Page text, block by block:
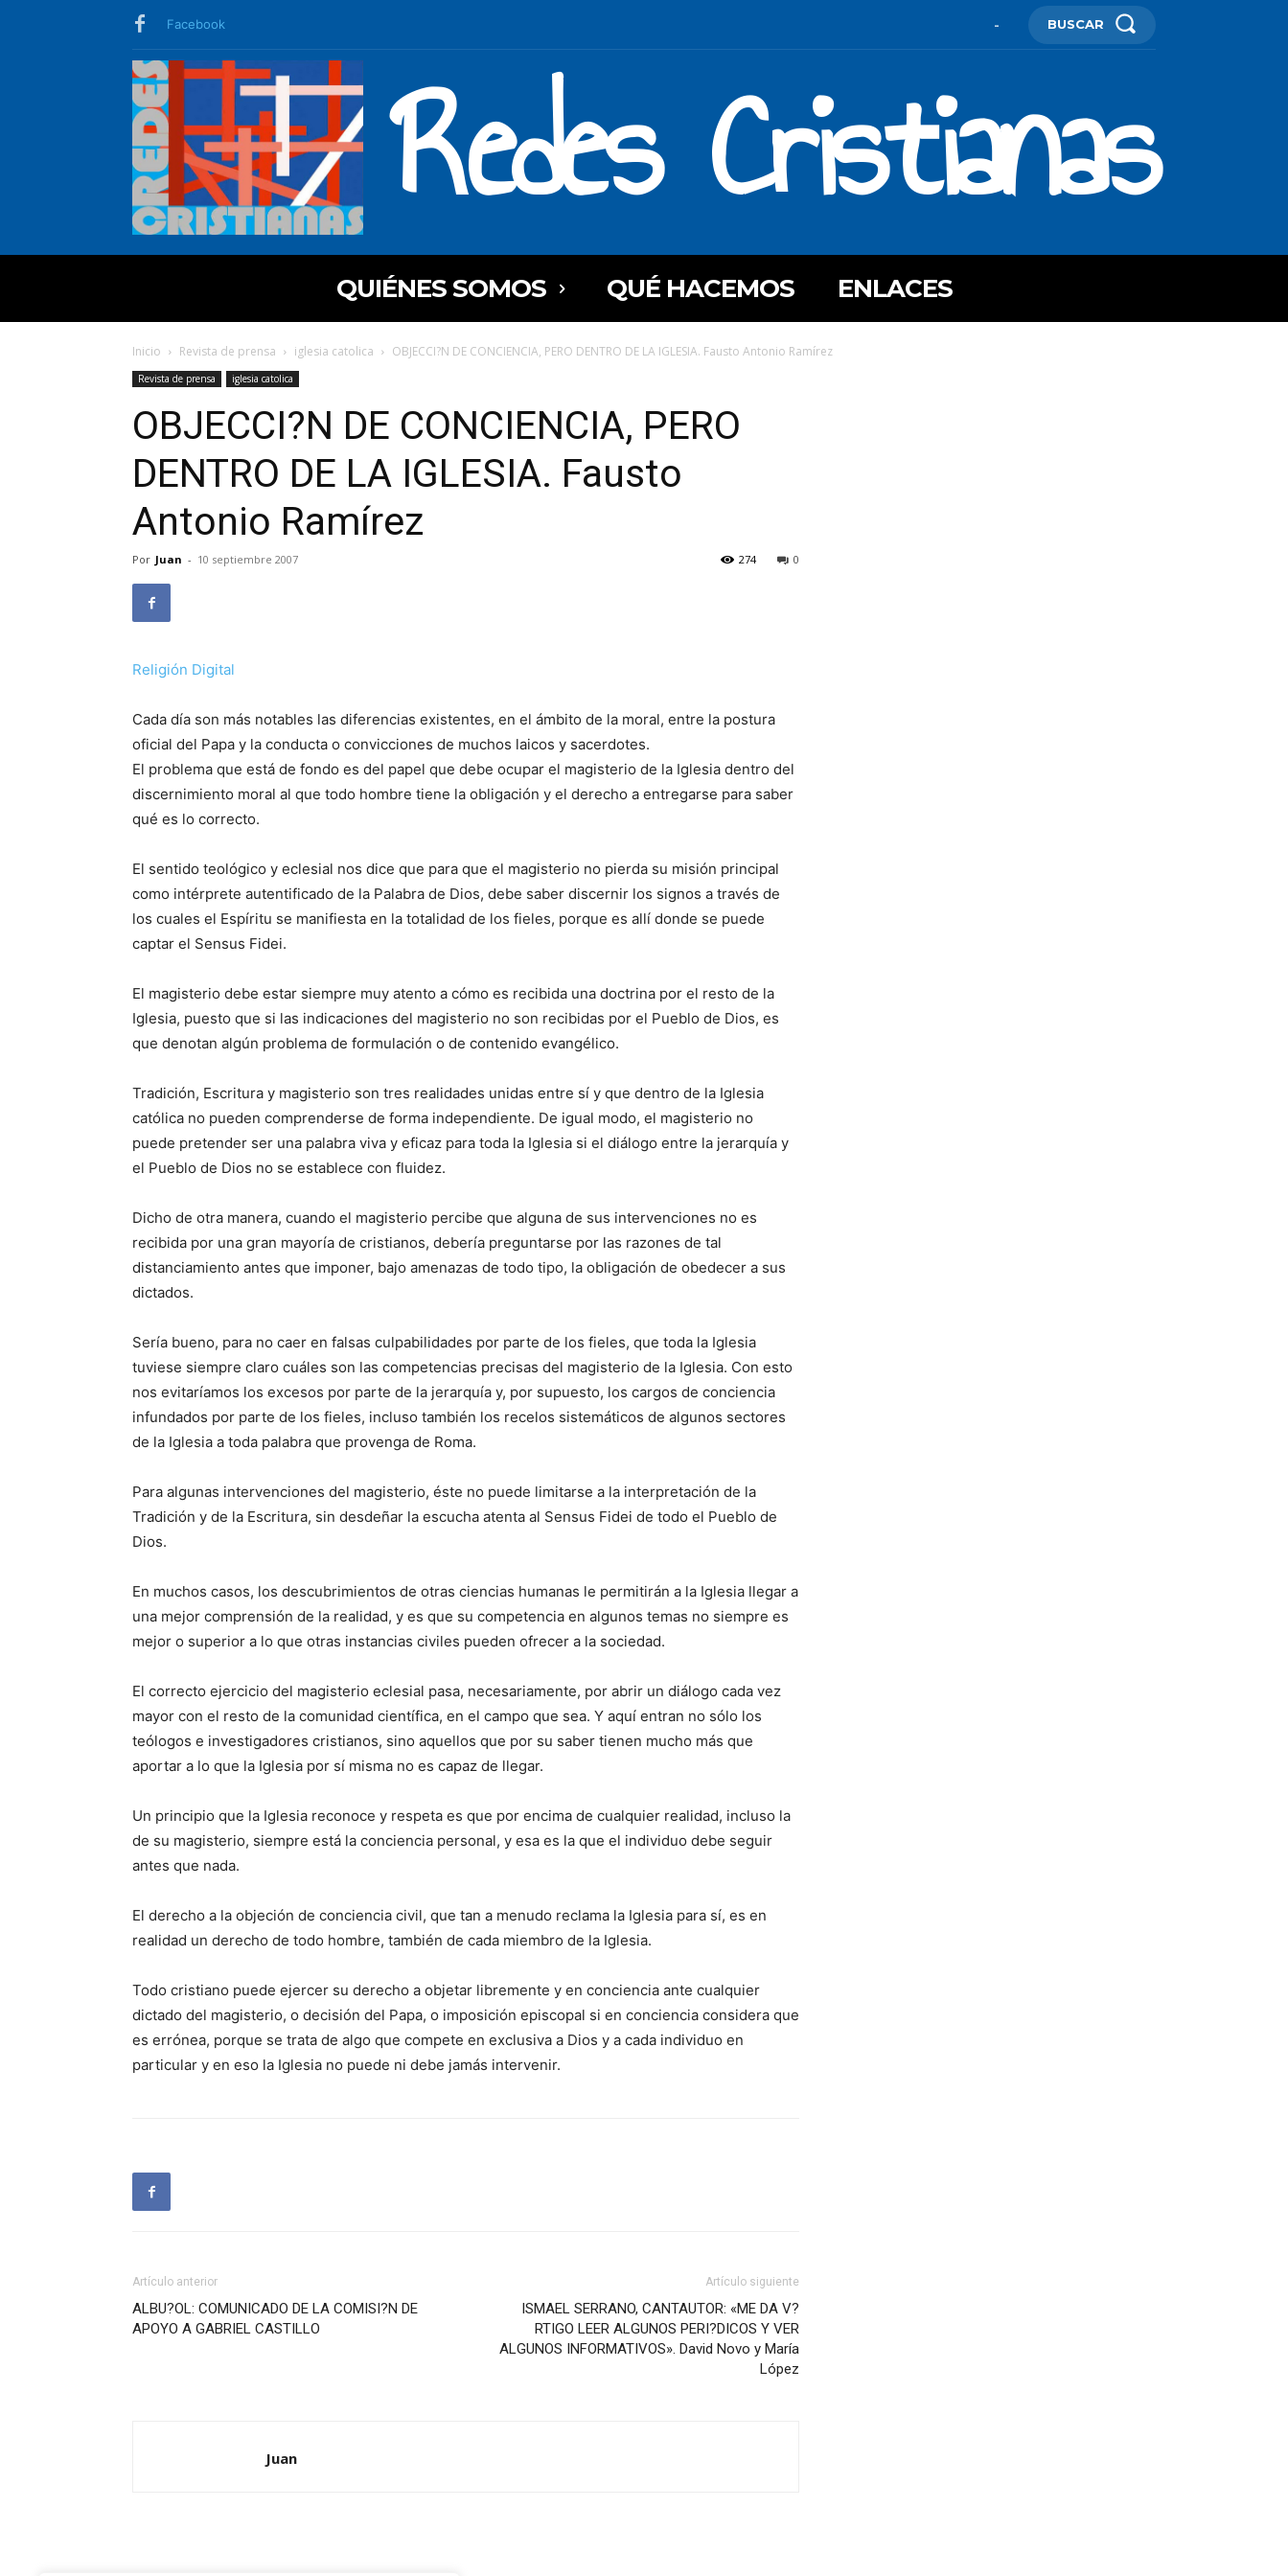
Facebook - BUSCAR
Redes Cristianas
QUIÉNES SOMOS QUÉ HACEMOS ENLACES
Inicio Revista de prensa iglesia catolica OBJECCI?N DE CONCIENCIA, PERO DENTRO DE LA IGLESIA. Fausto Antonio Ramírez
Revista de prensa iglesia catolica
OBJECCI?N DE CONCIENCIA, PERO
DENTRO DE LA IGLESIA. Fausto
Antonio Ramírez
Por Juan - 10 septiembre 2007 0
274
Religión Digital
Cada día son más notables las diferencias existentes, en el ámbito de la moral, entre la postura
oficial del Papa y la conducta o convicciones de muchos laicos y sacerdotes.
El problema que está de fondo es del papel que debe ocupar el magisterio de la Iglesia dentro del
discernimiento moral al que todo hombre tiene la obligación y el derecho a entregarse para saber
qué es lo correcto.
El sentido teológico y eclesial nos dice que para que el magisterio no pierda su misión principal
como intérprete autentificado de la Palabra de Dios, debe saber discernir los signos a través de
los cuales el Espíritu se manifiesta en la totalidad de los fieles, porque es allí donde se puede
captar el Sensus Fidei.
El magisterio debe estar siempre muy atento a cómo es recibida una doctrina por el resto de la
Iglesia, puesto que si las indicaciones del magisterio no son recibidas por el Pueblo de Dios, es
que denotan algún problema de formulación o de contenido evangélico.
Tradición, Escritura y magisterio son tres realidades unidas entre sí y que dentro de la Iglesia
católica no pueden comprenderse de forma independiente. De igual modo, el magisterio no
puede pretender ser una palabra viva y eficaz para toda la Iglesia si el diálogo entre la jerarquía y
el Pueblo de Dios no se establece con fluidez.
Dicho de otra manera, cuando el magisterio percibe que alguna de sus intervenciones no es
recibida por una gran mayoría de cristianos, debería preguntarse por las razones de tal
distanciamiento antes que imponer, bajo amenazas de todo tipo, la obligación de obedecer a sus
dictados.
Sería bueno, para no caer en falsas culpabilidades por parte de los fieles, que toda la Iglesia
tuviese siempre claro cuáles son las competencias precisas del magisterio de la Iglesia. Con esto
nos evitaríamos los excesos por parte de la jerarquía y, por supuesto, los cargos de conciencia
infundados por parte de los fieles, incluso también los recelos sistemáticos de algunos sectores
de la Iglesia a toda palabra que provenga de Roma.
Para algunas intervenciones del magisterio, éste no puede limitarse a la interpretación de la
Tradición y de la Escritura, sin desdeñar la escucha atenta al Sensus Fidei de todo el Pueblo de
Dios.
En muchos casos, los descubrimientos de otras ciencias humanas le permitirán a la Iglesia llegar a
una mejor comprensión de la realidad, y es que su competencia en algunos temas no siempre es
mejor o superior a lo que otras instancias civiles pueden ofrecer a la sociedad.
El correcto ejercicio del magisterio eclesial pasa, necesariamente, por abrir un diálogo cada vez
mayor con el resto de la comunidad científica, en el campo que sea. Y aquí entran no sólo los
teólogos e investigadores cristianos, sino aquellos que por su saber tienen mucho más que
aportar a lo que la Iglesia por sí misma no es capaz de llegar.
Un principio que la Iglesia reconoce y respeta es que por encima de cualquier realidad, incluso la
de su magisterio, siempre está la conciencia personal, y esa es la que el individuo debe seguir
antes que nada.
El derecho a la objeción de conciencia civil, que tan a menudo reclama la Iglesia para sí, es en
realidad un derecho de todo hombre, también de cada miembro de la Iglesia.
Todo cristiano puede ejercer su derecho a objetar libremente y en conciencia ante cualquier
dictado del magisterio, o decisión del Papa, o imposición episcopal si en conciencia considera que
es errónea, porque se trata de algo que compete en exclusiva a Dios y a cada individuo en
particular y en eso la Iglesia no puede ni debe jamás intervenir.
Artículo anterior
ALBU?OL: COMUNICADO DE LA COMISI?N DE
APOYO A GABRIEL CASTILLO
Artículo siguiente
ISMAEL SERRANO, CANTAUTOR: «ME DA V?
RTIGO LEER ALGUNOS PERI?DICOS Y VER
ALGUNOS INFORMATIVOS». David Novo y María
López
Juan